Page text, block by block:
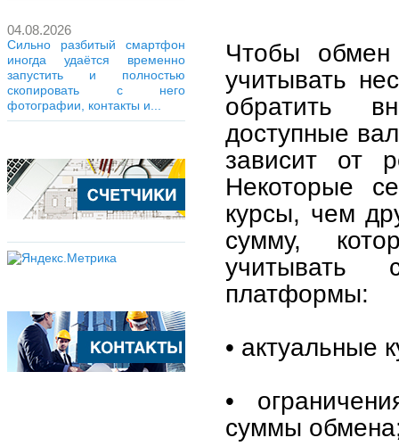
04.08.2026
Сильно разбитый смартфон
иногда удаётся временно
запустить и полностью
скопировать с него
фотографии, контакты и...
Чтобы
учитывать
обратить
доступные
зависит от
Некоторые
курсы, чем
сумму,
учитывать
платформы:
• актуальные
•
суммы